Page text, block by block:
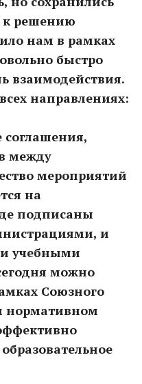
к решению
нам в рамках
быстро
взаимодействия.
направлениях:
между
мероприятий
на
подписаны
и
учебными
можно
Союзного
нормативном